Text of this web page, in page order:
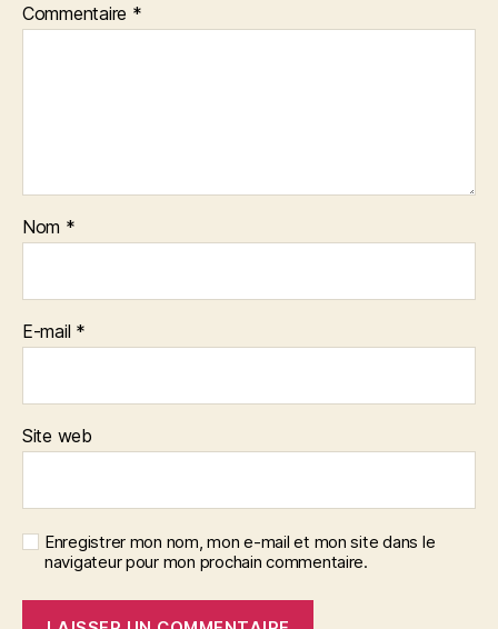
Commentaire *
Nom *
E-mail *
Site web
Enregistrer mon nom, mon e-mail et mon site dans le
navigateur pour mon prochain commentaire.